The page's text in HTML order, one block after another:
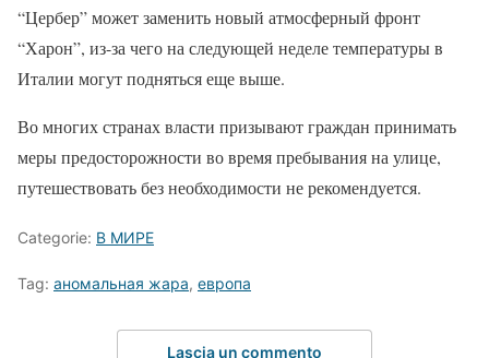
“Цербер” может заменить новый атмосферный фронт
“Харон”, из-за чего на следующей неделе температуры в
Италии могут подняться еще выше.
Во многих странах власти призывают граждан принимать
меры предосторожности во время пребывания на улице,
путешествовать без необходимости не рекомендуется.
Categorie: В МИРЕ
Tag: аномальная жара, европа
Lascia un commento